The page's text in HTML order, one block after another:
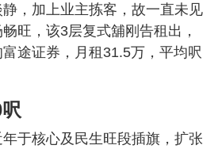
，加上业主拣客，故一直未见
旺，该3层复式舖刚告租出，
途证券，月租31.5万，平均呎
于核心及民生旺段插旗，扩张